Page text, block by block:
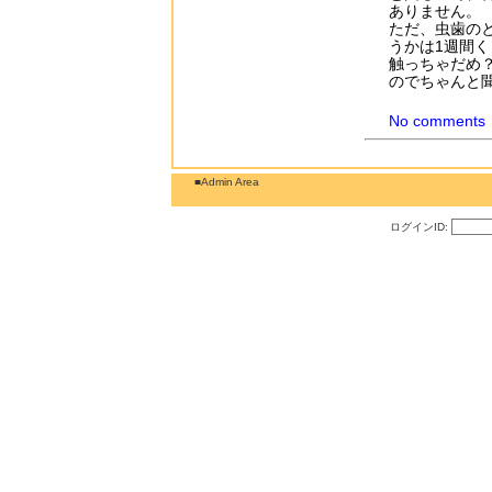
ありません。
ただ、虫歯の
うかは1週間
触っちゃだめ
のでちゃんと
No comments
■Admin Area
ログインID: